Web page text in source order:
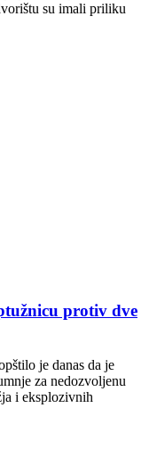
su imali priliku
protiv dve
je danas da je
za nedozvoljenu
i eksplozivnih